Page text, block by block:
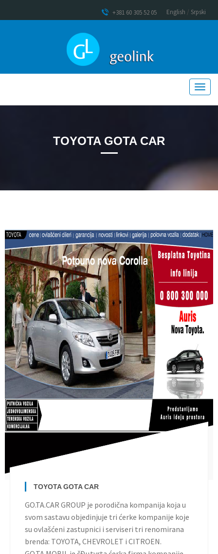
+381 60 305 52 05 English / Srpski
TOYOTA GOTA CAR
TOYOTA GOTA CAR
GO.TA.CAR GROUP je porodična kompanija koja u
svom sastavu objedinjuje tri ćerke kompanije koje
su ovlašćeni zastupnici i serviseri tri renomirana
brenda: TOYOTA, CHEVROLET i CITROEN.